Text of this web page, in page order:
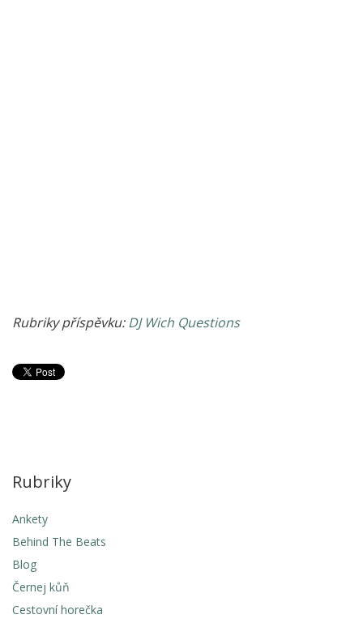
Rubriky příspěvku:DJ Wich Questions
Rubriky
Ankety
Behind The Beats
Blog
Černej kůň
Cestovní horečka